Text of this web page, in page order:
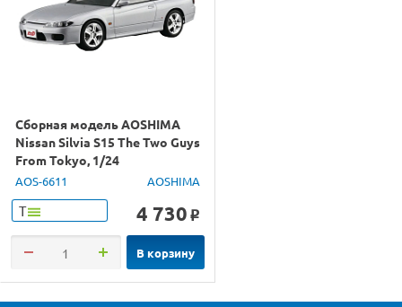
Сборная модель AOSHIMA
Nissan Silvia S15 The Two Guys
From Tokyo, 1/24
AOS-6611 AOSHIMA
Т 4 730 o
В корзину